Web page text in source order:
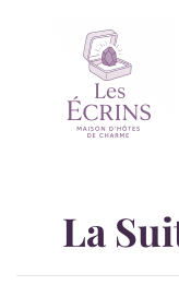
Accéder au
La